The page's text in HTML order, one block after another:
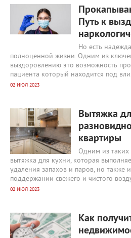
Путь к
Но есть
полноценной жизни. Одним из
выздоровлению это возможность
пациента который находится под
02 ИЮЛ 2023
Вытяжка
квартиры
Одним из таких
вытяжка для кухни, которая
удаления запахов и паров, но также
поддержании свежего и чистого
02 ИЮЛ 2023
Как